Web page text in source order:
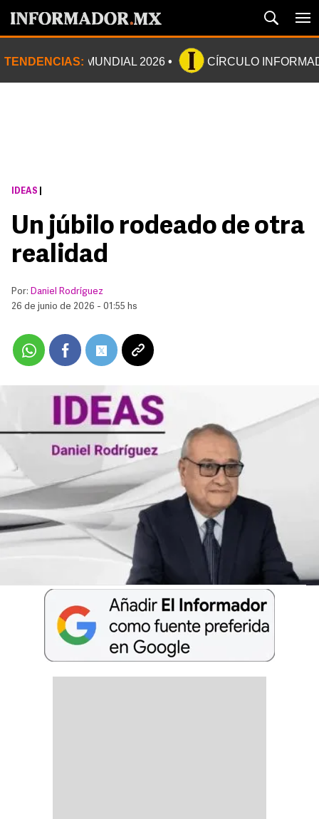
TENDENCIAS: MUNDIAL 2026 CÍRCULO
IDEAS
Un júbilo rodeado de otra
realidad
Por: Daniel Rodríguez
26 de junio de 2026 - 01:55 hs